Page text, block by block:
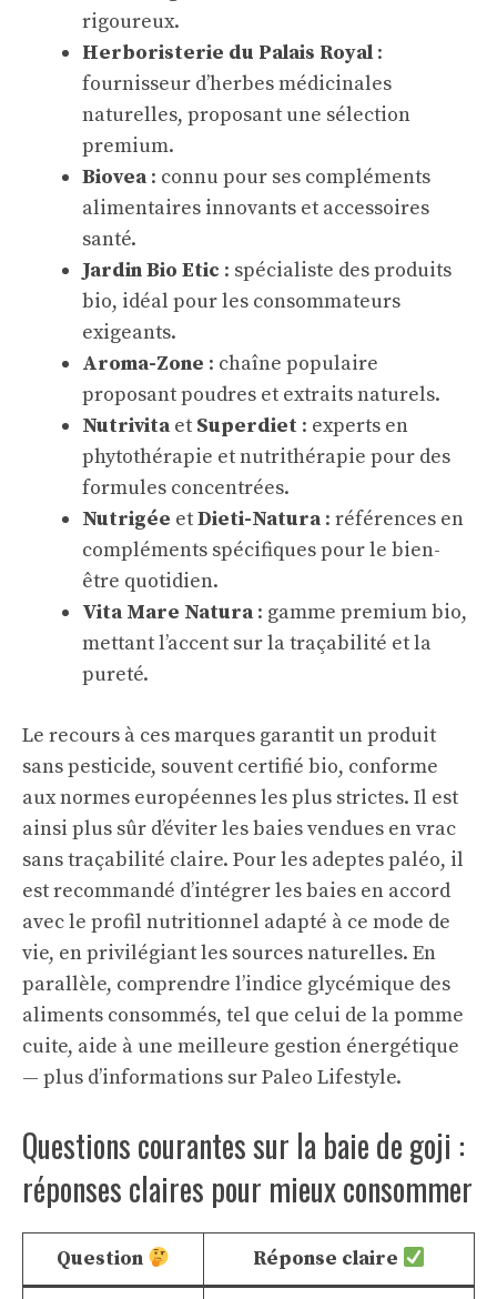
rigoureux.
Herboristerie du Palais Royal :
fournisseur d’herbes médicinales
naturelles, proposant une sélection
premium.
Biovea : connu pour ses compléments
alimentaires innovants et accessoires
santé.
Jardin Bio Etic : spécialiste des produits
bio, idéal pour les consommateurs
exigeants.
Aroma-Zone : chaîne populaire
proposant poudres et extraits naturels.
Nutrivita et Superdiet : experts en
phytothérapie et nutrithérapie pour des
formules concentrées.
Nutrigée etDieti-Natura : références en
compléments spécifiques pour le bien-
être quotidien.
Vita Mare Natura : gamme premium bio,
mettant l’accent sur la traçabilité et la
pureté.
Le recours à ces marques garantit un produit
sans pesticide, souvent certifié bio, conforme
aux normes européennes les plus strictes. Il est
ainsi plus sûr d’éviter les baies vendues en vrac
sans traçabilité claire. Pour les adeptes paléo, il
est recommandé d’intégrer les baies en accord
avec le profil nutritionnel adapté à ce mode de
vie, en privilégiant les sources naturelles. En
parallèle, comprendre l’indice glycémique des
aliments consommés, tel que celui de la pomme
cuite, aide à une meilleure gestion énergétique
— plus d’informations surPaleo Lifestyle.
Questions courantes sur la baie de goji :
réponses claires pour mieux consommer
Question Réponse claire